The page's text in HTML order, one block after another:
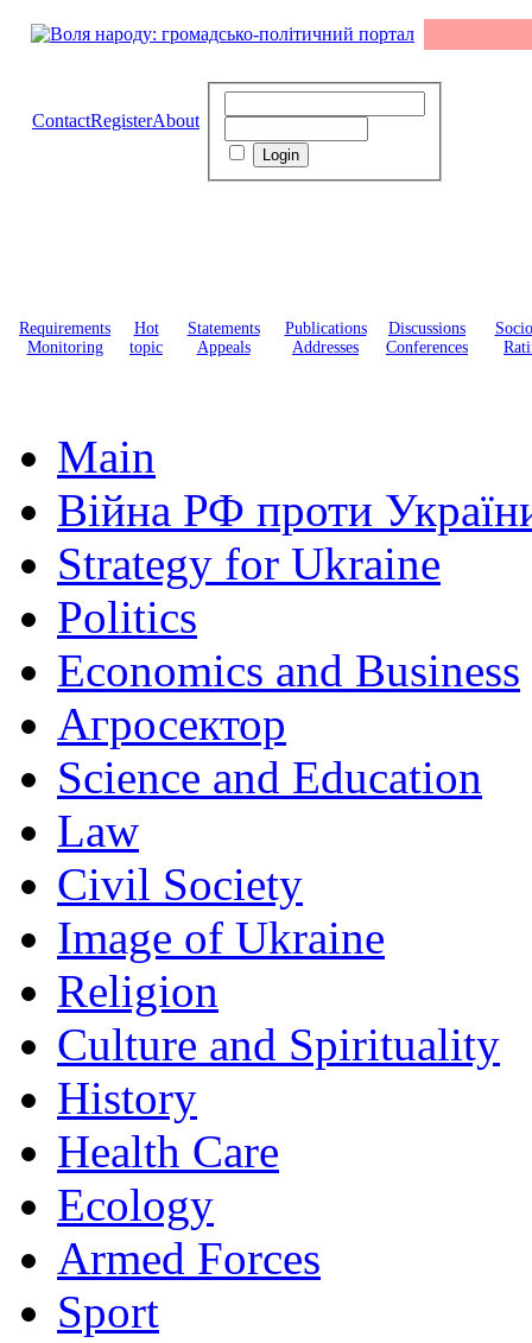
ContactRegisterAbout
Requirements
Monitoring
Hot
topic
Statements
Appeals
Publications
Addresses
Discussions
Conferences
Main
Війна РФ проти
Strategy for Ukraine
Politics
Economics and Business
Агросектор
Science and Education
Law
Civil Society
Image of Ukraine
Religion
Culture and Spirituality
History
Health Care
Ecology
Armed Forces
Sport